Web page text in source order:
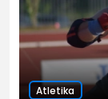
Atletika